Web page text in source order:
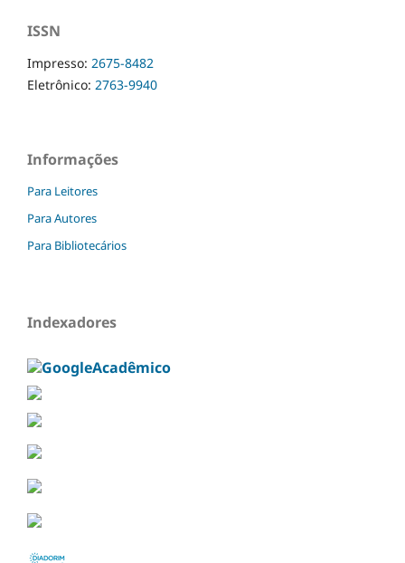
ISSN
Impresso: 2675-8482
Eletrônico: 2763-9940
Informações
Para Leitores
Para Autores
Para Bibliotecários
Indexadores